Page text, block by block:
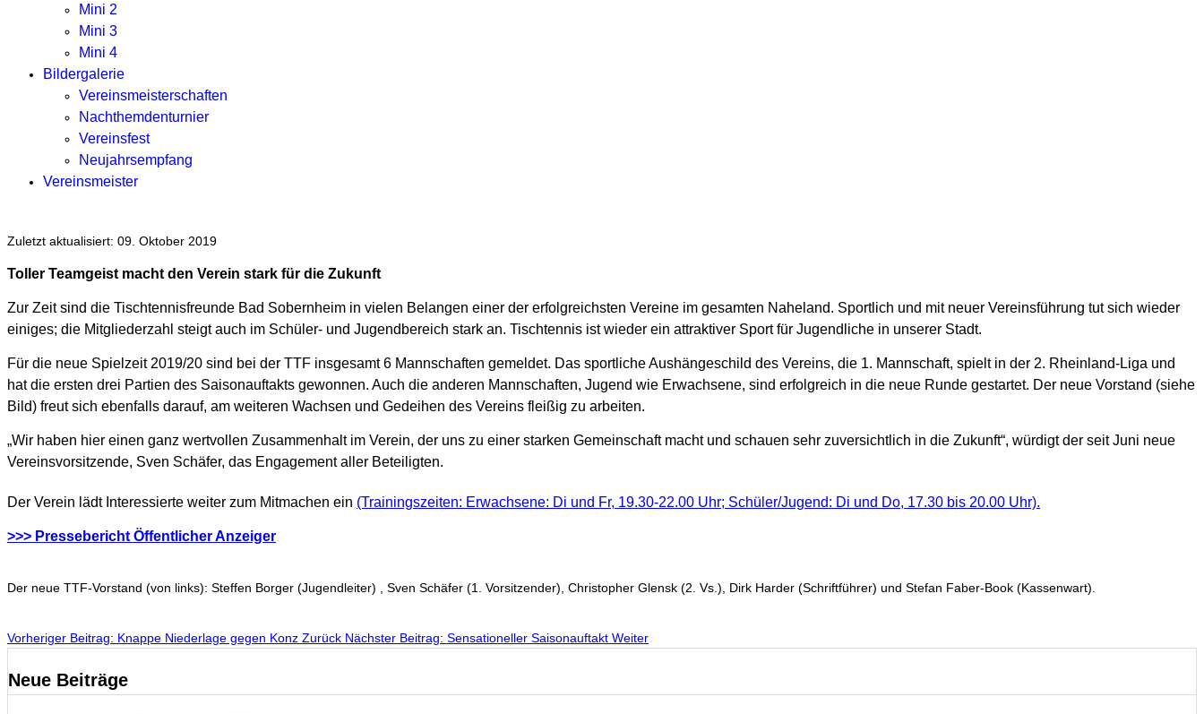
Mini 2
Mini 3
Mini 4
Bildergalerie
Vereinsmeisterschaften
Nachthemdenturnier
Vereinsfest
Neujahrsempfang
Vereinsmeister
Zuletzt aktualisiert: 09. Oktober 2019
Toller Teamgeist macht den Verein stark für die Zukunft
Zur Zeit sind die Tischtennisfreunde Bad Sobernheim in vielen Belangen einer der erfolgreichsten Vereine im gesamten Naheland. Sportlich und mit neuer Vereinsführung tut sich wieder
einiges; die Mitgliederzahl steigt auch im Schüler- und Jugendbereich stark an. Tischtennis ist wieder ein attraktiver Sport für Jugendliche in unserer Stadt.
Für die neue Spielzeit 2019/20 sind bei der TTF insgesamt 6 Mannschaften gemeldet. Das sportliche Aushängeschild des Vereins, die 1. Mannschaft, spielt in der 2. Rheinland-Liga und
hat die ersten drei Partien des Saisonauftakts gewonnen. Auch die anderen Mannschaften, Jugend wie Erwachsene, sind erfolgreich in die neue Runde gestartet. Der neue Vorstand (siehe
Bild) freut sich ebenfalls darauf, am weiteren Wachsen und Gedeihen des Vereins fleißig zu arbeiten.
„Wir haben hier einen ganz wertvollen Zusammenhalt im Verein, der uns zu einer starken Gemeinschaft macht und schauen sehr zuversichtlich in die Zukunft“, würdigt der seit Juni neue
Vereinsvorsitzende, Sven Schäfer, das Engagement aller Beteiligten.
Der Verein lädt Interessierte weiter zum Mitmachen ein (Trainingszeiten: Erwachsene: Di und Fr, 19.30-22.00 Uhr; Schüler/Jugend: Di und Do, 17.30 bis 20.00 Uhr).
>>> Pressebericht Öffentlicher Anzeiger
Der neue TTF-Vorstand (von links): Steffen Borger (Jugendleiter) , Sven Schäfer (1. Vorsitzender), Christopher Glensk (2. Vs.), Dirk Harder (Schriftführer) und Stefan Faber-Book (Kassenwart).
Vorheriger Beitrag: Knappe Niederlage gegen Konz Zurück Nächster Beitrag: Sensationeller Saisonauftakt Weiter
Neue Beiträge